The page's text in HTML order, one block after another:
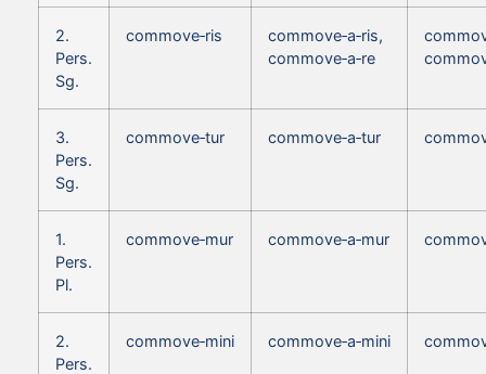
2.
Pers.
Sg.
commove‑ris
commove‑a‑ris,
commove‑a‑re
3.
Pers.
Sg.
commove‑tur commove‑a‑tur
1.
Pers.
Pl.
commove‑mur commove‑a‑mur
2.
Pers.
commove‑mini commove‑a‑mini